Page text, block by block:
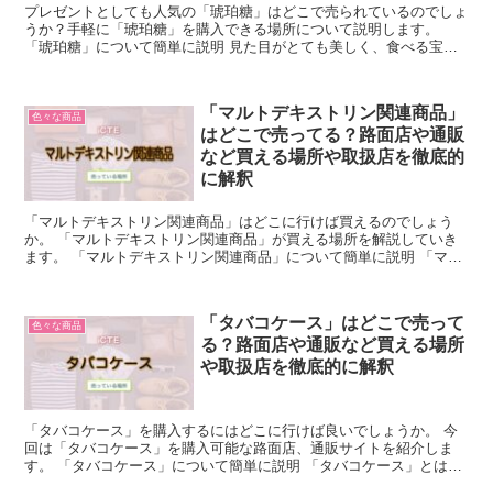
プレゼントとしても人気の「琥珀糖」はどこで売られているのでしょ
うか？手軽に「琥珀糖」を購入できる場所について説明します。
「琥珀糖」について簡単に説明 見た目がとても美しく、食べる宝石
色々な商品
「マルトデキストリン関連商品」
はどこで売ってる？路面店や通販
など買える場所や取扱店を徹底的
に解釈
「マルトデキストリン関連商品」はどこに行けば買えるのでしょう
か。 「マルトデキストリン関連商品」が買える場所を解説していき
ます。 「マルトデキストリン関連商品」について簡単に説明 「マル
色々な商品
「タバコケース」はどこで売って
る？路面店や通販など買える場所
や取扱店を徹底的に解釈
「タバコケース」を購入するにはどこに行けば良いでしょうか。 今
回は「タバコケース」を購入可能な路面店、通販サイトを紹介しま
す。 「タバコケース」について簡単に説明 「タバコケース」とは、